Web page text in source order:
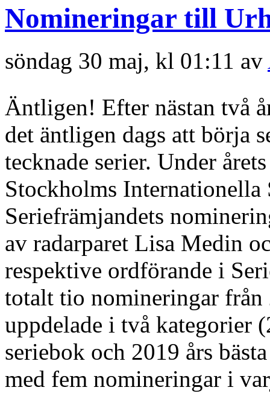
Nomineringar till
söndag 30 maj, kl 01:11 av
Äntligen! Efter nästan två
det äntligen dags att börja
tecknade serier. Under
Stockholms Internationella
Seriefrämjandets
av radarparet Lisa Medin
respektive ordförande i
totalt tio nomineringar
uppdelade i två kategorier
seriebok och 2019 års
med fem nomineringar i